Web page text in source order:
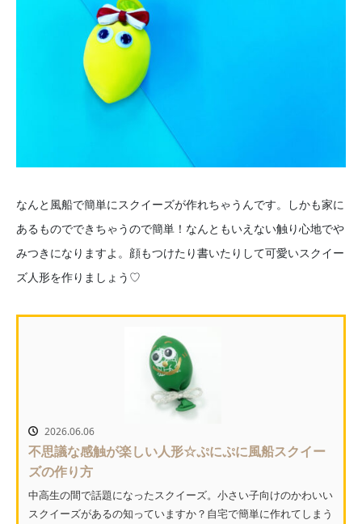
なんと風船で簡単にスクイーズが作れちゃうんです。しかも家に
あるものでできちゃうので簡単！なんともいえない触り心地でや
みつきになりますよ。顔もつけたり書いたりして可愛いスクイー
ズ人形を作りましょう♡
2026.06.06
不思議な感触が楽しい人形☆ぷにぷに風船スクイー
ズの作り方
中高生の間で話題になったスクイーズ。小さい子向けのかわいい
スクイーズがあるの知っていますか？自宅で簡単に作れてしまう